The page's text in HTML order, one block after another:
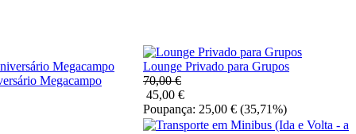
Megacampo
Lounge Privado para Grupos
70,00 €
45,00 €
Poupança: 25,00 € (35,71%)